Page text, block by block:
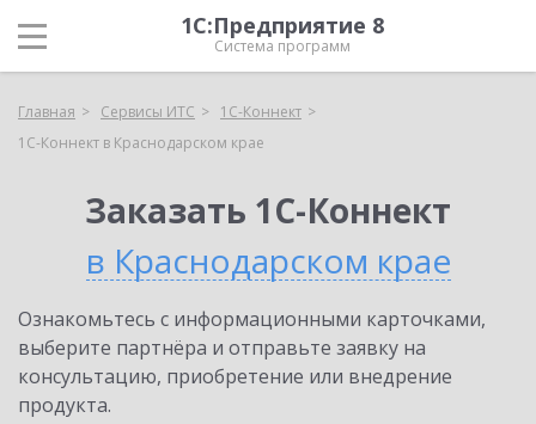
1С:Предприятие 8
Система программ
Главная Сервисы ИТС
1С-Коннект
1С-Коннект в Краснодарском крае
Заказать 1С-Коннект
в Краснодарском крае
Ознакомьтесь с информационными карточками,
выберите партнёра и отправьте заявку на
консультацию, приобретение или внедрение
продукта.